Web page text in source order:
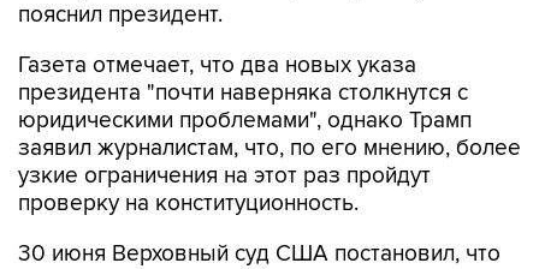
Газета отмечает, что два новых указа
юридическими проблемами", однако Трамп
заявил журналистам, что, по его мнению, более
узкие ограничения на этот раз пройдут
проверку на конституционность.
30 июня Верховный суд США постановил, что
автоматическое получение американского